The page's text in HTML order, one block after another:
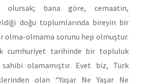
olursak; bana göre, cemaatin,
doğu toplumlarında bireyin bir
olma-olmama sorunu hep olmuştur.
cumhuriyet tarihinde bir topluluk
olamamıştır. Evet biz, Türk
olan “Yaşar Ne Yaşar Ne